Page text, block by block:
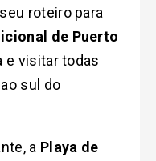
roteiro para
de Puerto
e visitar todas
sul do
a Playa de